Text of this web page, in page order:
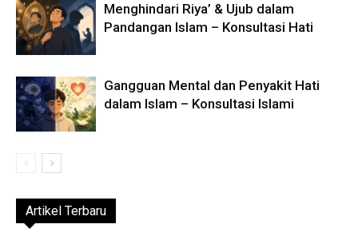
Menghindari Riya’ & Ujub dalam
Pandangan Islam – Konsultasi Hati
Gangguan Mental dan Penyakit Hati
dalam Islam – Konsultasi Islami
Artikel Terbaru